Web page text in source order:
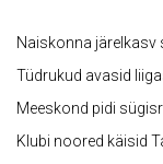
Naiskonna
Tüdrukud avasid
Meeskond pidi
Klubi noored käisid